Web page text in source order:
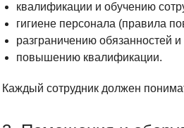
квалификации и обучению
гигиене персонала (правила
разграничению обязанностей
повышению квалификации.
Каждый сотрудник должен